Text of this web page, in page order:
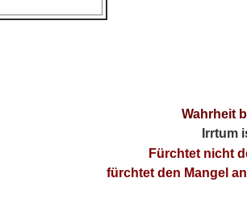
Wahrheit
Irrtum
Fürchtet nicht
fürchtet den Mangel